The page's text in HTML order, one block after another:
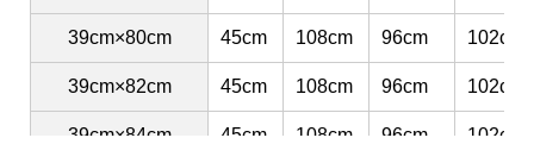
39cm×80cm 45cm 108cm 96cm 102cm
39cm×82cm 45cm 108cm 96cm 102cm
39cm×84cm 45cm 108cm 96cm 102cm